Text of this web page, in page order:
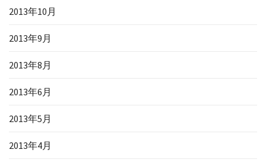
2013年10月
2013年9月
2013年8月
2013年6月
2013年5月
2013年4月